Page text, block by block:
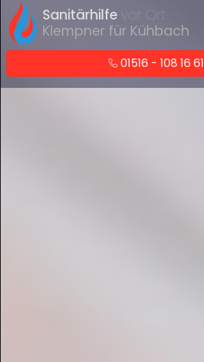
Sanitärhilfe vor Ort
Klempner für Kühbach
01516 - 108 16 61